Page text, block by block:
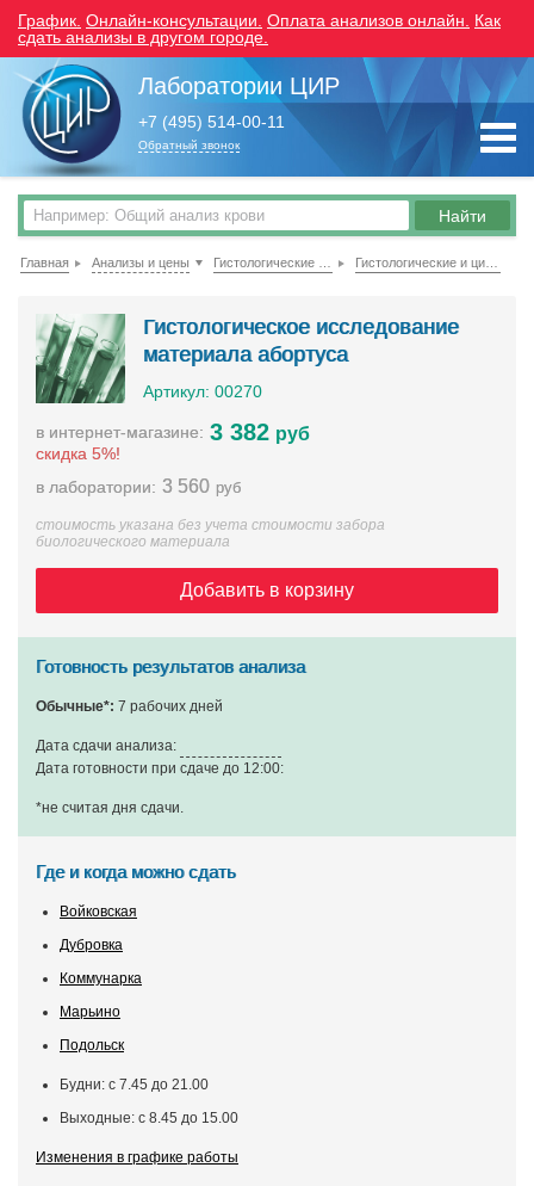
График. Онлайн-консультации. Оплата анализов онлайн.
Как
сдать анализы в другом городе.
Лаборатории ЦИР
+7 (495) 514-00-11
Обратный звонок
Главная Анализы и цены
Гистологическое исследование
материала абортуса
Артикул: 00270
в интернет-магазине:
скидка 5%!
3 382 руб
в лаборатории: 3 560 руб
стоимость указана без учета стоимости забора
биологического материала
Добавить в корзину
Готовность результатов анализа
Обычные*: 7 рабочих дней
Дата сдачи анализа:
Дата готовности при сдаче до 12:00:
*не считая дня сдачи.
Где и когда можно сдать
Войковская
Дубровка
Коммунарка
Марьино
Подольск
Будни: с 7.45 до 21.00
Выходные: с 8.45 до 15.00
Изменения в графике работы